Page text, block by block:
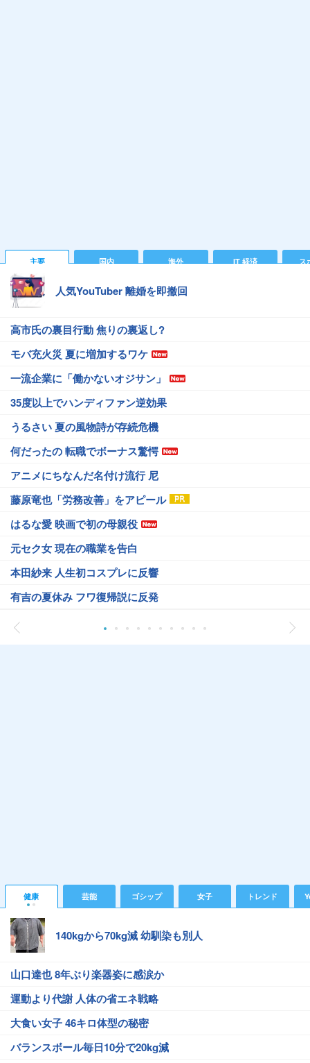
主要 国内 海外 IT 経済 ス
人気YouTuber 離婚を即撤回
高市氏の裏目行動 焦りの裏返し?
モバ充火災 夏に増加するワケ
一流企業に「働かないオジサン」
35度以上でハンディファン逆効果
うるさい 夏の風物詩が存続危機
何だったの 転職でボーナス驚愕
アニメにちなんだ名付け流行 尼
藤原竜也「労務改善」をアピール
はるな愛 映画で初の母親役
元セク女 現在の職業を告白
本田紗来 人生初コスプレに反響
有吉の夏休み フワ復帰説に反発
健康 芸能 ゴシップ 女子 トレンド
140kgから70kg減 幼馴染も別人
山口達也 8年ぶり楽器姿に感涙か
運動より代謝 人体の省エネ戦略
大食い女子 46キロ体型の秘密
バランスボール毎日10分で20kg減